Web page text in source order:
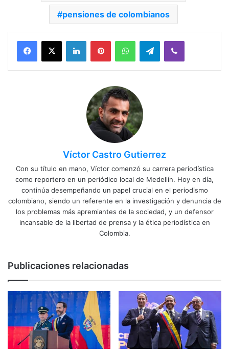
pensiones de colombianos
Facebook
X LinkedInPinterestWhatsAppTelegramViber
Víctor Castro Gutierrez
Con su título en mano, Víctor comenzó su carrera periodística
como reportero en un periódico local de Medellín. Hoy en día,
continúa desempeñando un papel crucial en el periodismo
colombiano, siendo un referente en la investigación y denuncia de
los problemas más apremiantes de la sociedad, y un defensor
incansable de la libertad de prensa y la ética periodística en
Colombia.
Publicaciones relacionadas